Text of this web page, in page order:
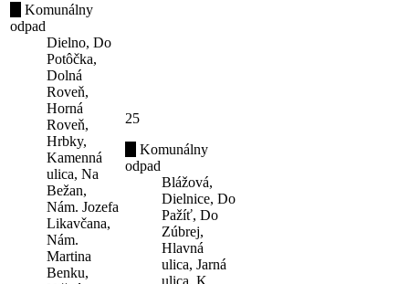
Komunálny
odpad
Dielno, Do
Potôčka,
Dolná
Roveň,
Horná
Roveň,
Hrbky,
Kamenná
ulica, Na
Bežan,
Nám. Jozefa
Likavčana,
Nám.
Martina
Benku,
25
Komunálny
odpad
Blážová,
Dielnice, Do
Pažíť, Do
Zúbrej,
Hlavná
ulica, Jarná
ulica, K